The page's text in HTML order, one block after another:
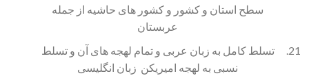
سطح استان و کشور و کشور های حاشیه از جمله
عربستان
تسلط کامل به زبان عربی و تمام لهجه های آن و تسلط
نسبی به لهجه امیریکن زبان انگلیسی